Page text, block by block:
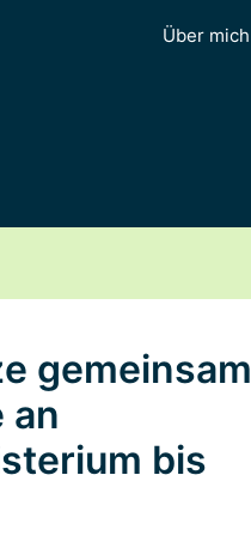
Über mich
gemeinsam
an
bis